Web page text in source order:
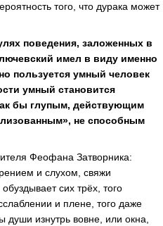
того, что дурака может
поведения, заложенных в
имел в виду именно
пользуется умный человек
умный становится
бы глупым, действующим
не способным
Феофана Затворника:
и слухом, свяжи
сих трёх, того
и плене, того даже
души изнутрь вовне, или окна,